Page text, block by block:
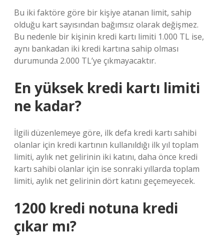
Bu iki faktöre göre bir kişiye atanan limit, sahip
olduğu kart sayısından bağımsız olarak değişmez.
Bu nedenle bir kişinin kredi kartı limiti 1.000 TL ise,
aynı bankadan iki kredi kartına sahip olması
durumunda 2.000 TL’ye çıkmayacaktır.
En yüksek kredi kartı limiti
ne kadar?
İlgili düzenlemeye göre, ilk defa kredi kartı sahibi
olanlar için kredi kartının kullanıldığı ilk yıl toplam
limiti, aylık net gelirinin iki katını, daha önce kredi
kartı sahibi olanlar için ise sonraki yıllarda toplam
limiti, aylık net gelirinin dört katını geçemeyecek.
1200 kredi notuna kredi
çıkar mı?